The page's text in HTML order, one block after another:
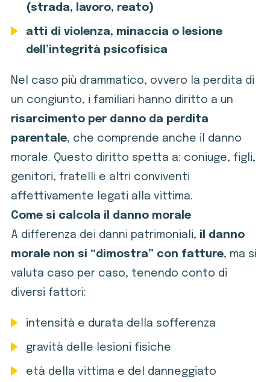
(strada, lavoro, reato)
atti di violenza, minaccia o lesione
dell’integrità psicofisica
Nel caso più drammatico, ovvero la perdita di
un congiunto, i familiari hanno diritto a un
risarcimento per danno da perdita
parentale, che comprende anche il danno
morale. Questo diritto spetta a: coniuge, figli,
genitori, fratelli e altri conviventi
affettivamente legati alla vittima.
Come si calcola il danno morale
A differenza dei danni patrimoniali, il danno
morale non si “dimostra” con fatture, ma si
valuta caso per caso, tenendo conto di
diversi fattori:
intensità e durata della sofferenza
gravità delle lesioni fisiche
età della vittima e del danneggiato